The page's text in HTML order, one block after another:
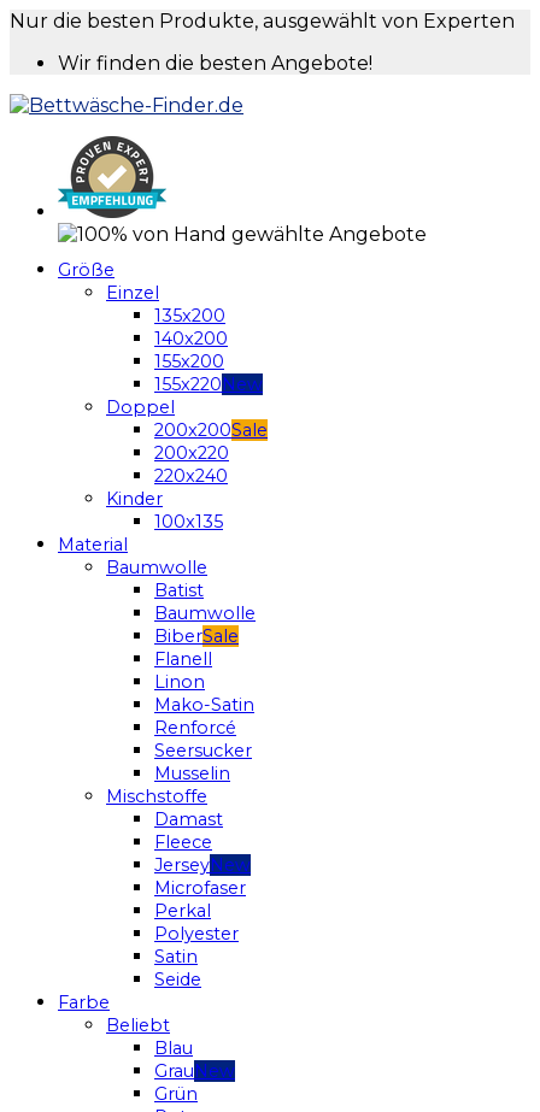
Nur die besten Produkte, ausgewählt von Experten
Wir finden die besten Angebote!
Größe
Einzel
135x200
140x200
155x200
155x220
Doppel
200x200
200x220
220x240
Kinder
100x135
Material
Baumwolle
Batist
Baumwolle
Biber
Flanell
Linon
Mako-Satin
Renforcé
Seersucker
Musselin
Mischstoffe
Damast
Fleece
Jersey
Microfaser
Perkal
Polyester
Satin
Seide
Farbe
Beliebt
Blau
Grau
Grün